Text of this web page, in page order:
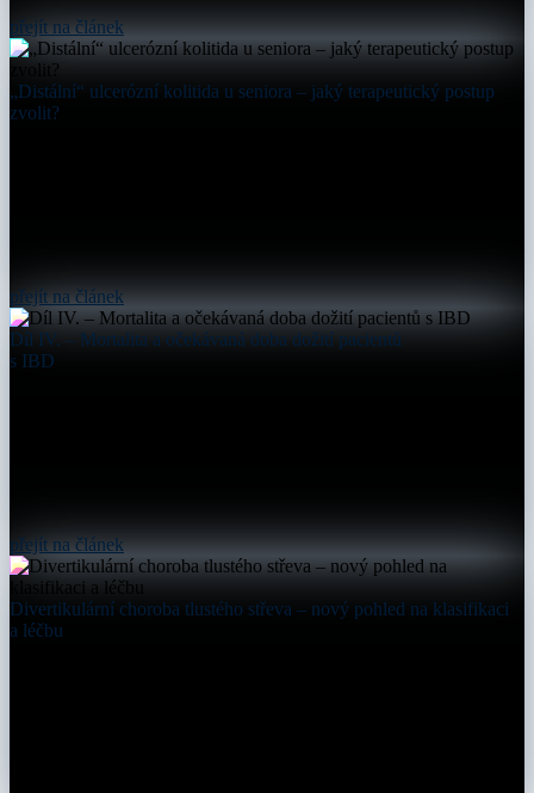
přejít na článek
„Distální“ ulcerózní kolitida u seniora – jaký terapeutický postup
zvolit?
přejít na článek
Díl IV. – Mortalita a očekávaná doba dožití pacientů
s IBD
přejít na článek
Divertikulární choroba tlustého střeva – nový pohled na klasifikaci
a léčbu